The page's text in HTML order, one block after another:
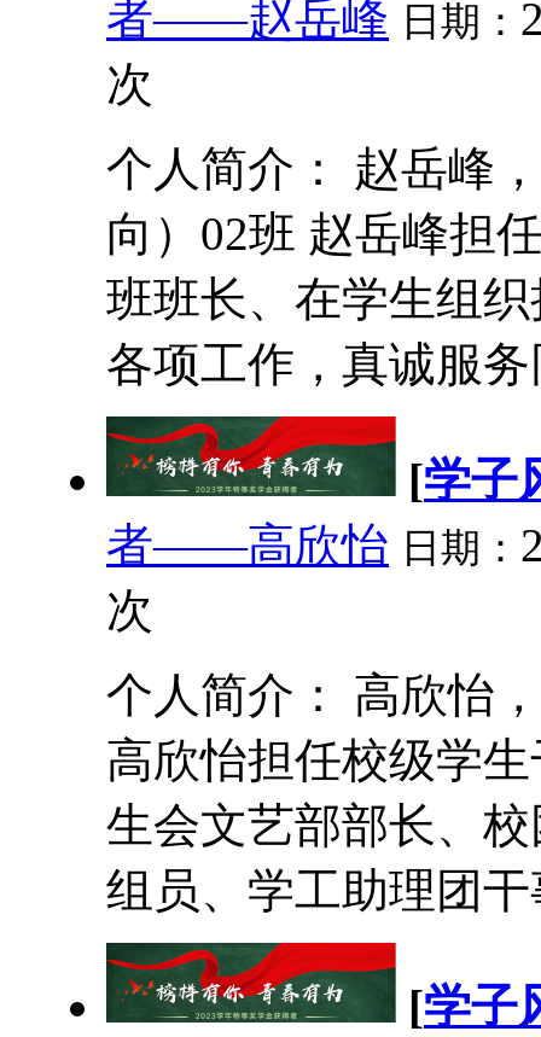
者——赵岳峰 日期：
次
个人简介： 赵岳峰
向）02班 赵岳峰担
班班长、在学生组
各项工作，真诚服
[学子
者——高欣怡 日期：
次
个人简介： 高欣怡
高欣怡担任校级学
生会文艺部部长、
组员、学工助理团
[学子